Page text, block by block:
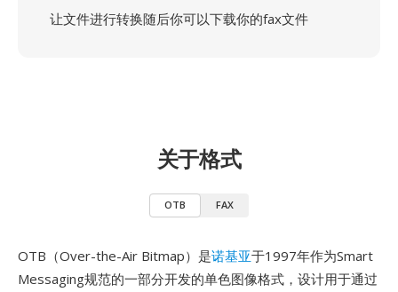
让文件进行转换随后你可以下载你的fax文件
关于格式
OTB FAX
OTB（Over-the-Air Bitmap）是诺基亚于1997年作为Smart
Messaging规范的一部分开发的单色图像格式，设计用于通过